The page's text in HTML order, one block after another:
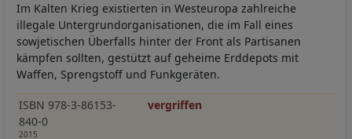
Im Kalten Krieg existierten in Westeuropa zahlreiche
illegale Untergrundorganisationen, die im Fall eines
sowjetischen Überfalls hinter der Front als Partisanen
kämpfen sollten, gestützt auf geheime Erddepots mit
Waffen, Sprengstoff und Funkgeräten.
ISBN 978-3-86153-
840-0
2015
vergriffen